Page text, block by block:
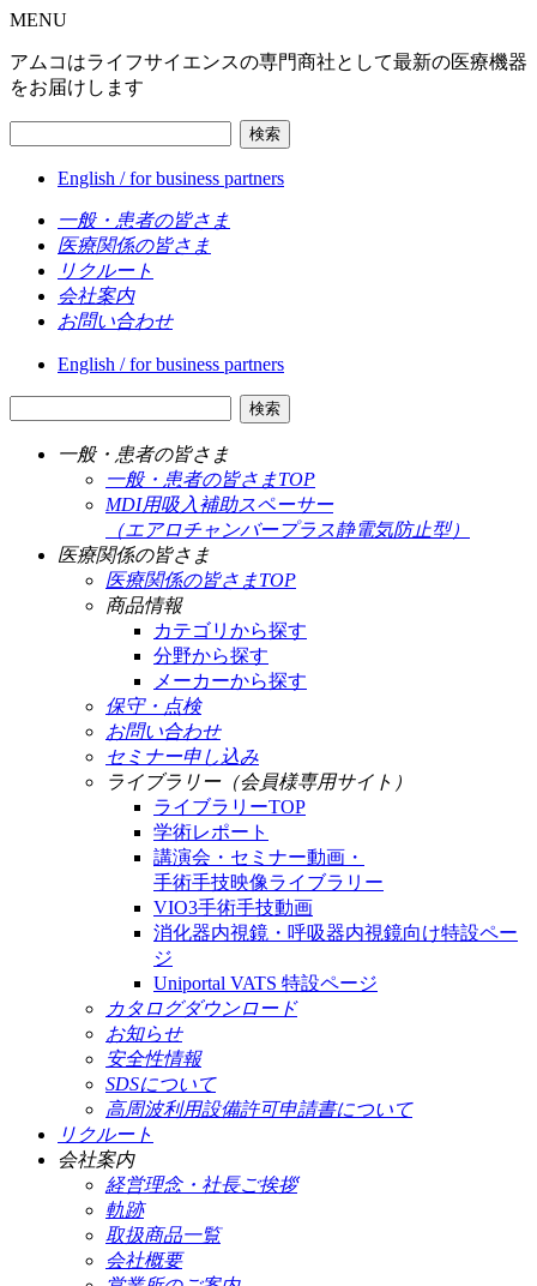
MENU
アムコはライフサイエンスの専門商社として最新の医療機器
をお届けします
検索
English / for business partners
一般・患者の皆さま
医療関係の皆さま
リクルート
会社案内
お問い合わせ
English / for business partners
検索
一般・患者の皆さま
一般・患者の皆さまTOP
MDI用吸入補助スペーサー
（エアロチャンバープラス静電気防止型）
医療関係の皆さま
医療関係の皆さまTOP
商品情報
カテゴリから探す
分野から探す
メーカーから探す
保守・点検
お問い合わせ
セミナー申し込み
ライブラリー（会員様専用サイト）
ライブラリーTOP
学術レポート
講演会・セミナー動画・
手術手技映像ライブラリー
VIO3手術手技動画
消化器内視鏡・呼吸器内視鏡向け特設ペー
ジ
Uniportal VATS 特設ページ
カタログダウンロード
お知らせ
安全性情報
SDSについて
高周波利用設備許可申請書について
リクルート
会社案内
経営理念・社長ご挨拶
軌跡
取扱商品一覧
会社概要